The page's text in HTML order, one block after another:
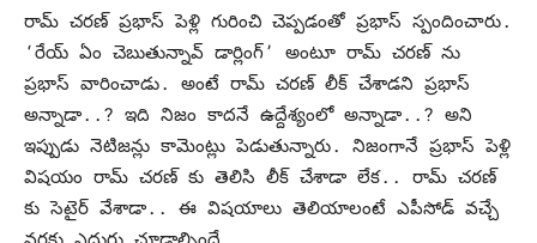
రామ్ చరణ్ ప్రభాస్ పెళ్లి గురించి చెప్పడంతో ప్రభాస్ స్పందించారు.
‘రేయ్ ఏం చెబుతున్నావ్ డార్లింగ్’ అంటూ రామ్ చరణ్ ను
ప్రభాస్ వారించాడు. అంటే రామ్ చరణ్ లీక్ చేశాడని ప్రభాస్
అన్నాడా..? ఇది నిజం కాదనే ఉద్దేశ్యంలో అన్నాడా..? అని
ఇప్పుడు నెటిజన్లు కామెంట్లు పెడుతున్నారు. నిజంగానే ప్రభాస్ పెళ్లి
విషయం రామ్ చరణ్ కు తెలిసి లీక్ చేశాడా లేక.. రామ్ చరణ్
కు సెటైర్ వేశాడా.. ఈ విషయాలు తెలియాలంటే ఎపీసోడ్ వచ్చే